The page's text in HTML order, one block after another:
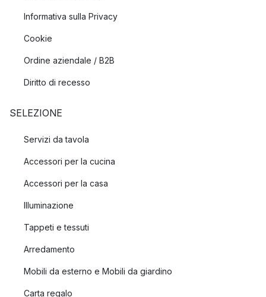
Informativa sulla Privacy
Cookie
Ordine aziendale / B2B
Diritto di recesso
SELEZIONE
Servizi da tavola
Accessori per la cucina
Accessori per la casa
Illuminazione
Tappeti e tessuti
Arredamento
Mobili da esterno e Mobili da giardino
Carta regalo